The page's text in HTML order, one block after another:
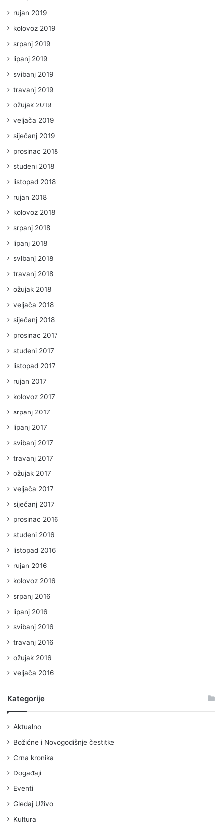
rujan 2019
kolovoz 2019
srpanj 2019
lipanj 2019
svibanj 2019
travanj 2019
ožujak 2019
veljača 2019
siječanj 2019
prosinac 2018
studeni 2018
listopad 2018
rujan 2018
kolovoz 2018
srpanj 2018
lipanj 2018
svibanj 2018
travanj 2018
ožujak 2018
veljača 2018
siječanj 2018
prosinac 2017
studeni 2017
listopad 2017
rujan 2017
kolovoz 2017
srpanj 2017
lipanj 2017
svibanj 2017
travanj 2017
ožujak 2017
veljača 2017
siječanj 2017
prosinac 2016
studeni 2016
listopad 2016
rujan 2016
kolovoz 2016
srpanj 2016
lipanj 2016
svibanj 2016
travanj 2016
ožujak 2016
veljača 2016
Kategorije
Aktualno
Božićne i Novogodišnje čestitke
Crna kronika
Događaji
Eventi
Gledaj Uživo
Kultura